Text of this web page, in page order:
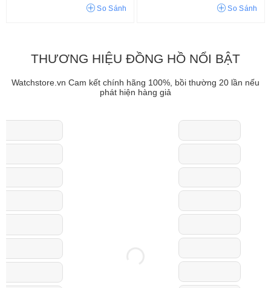
So Sánh So Sánh
THƯƠNG HIỆU ĐỒNG HỒ NỔI BẬT
Watchstore.vn Cam kết chính hãng 100%, bồi thường 20 lần nếu
phát hiện hàng giả